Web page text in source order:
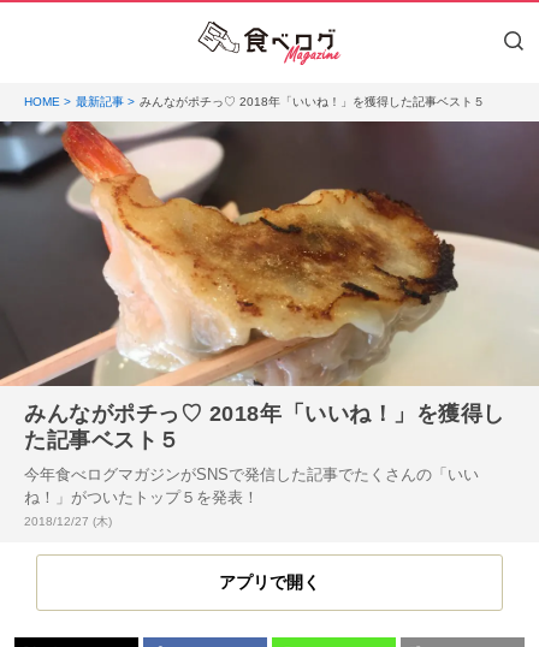
HOME 最新記事 みんながポチっ♡ 2018年「いいね！」を獲得した記事ベスト５
みんながポチっ♡ 2018年「いいね！」を獲得し
た記事ベスト５
今年食べログマガジンがSNSで発信した記事でたくさんの「いい
ね！」がついたトップ５を発表！
投稿日:
2018/12/27 (木)
アプリで開く